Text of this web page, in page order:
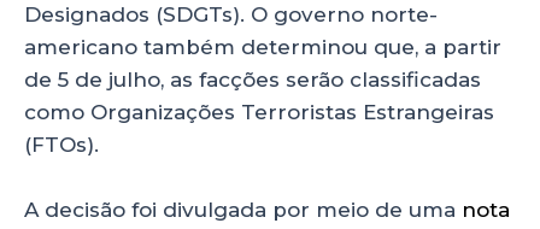
Designados (SDGTs). O governo norte-
americano também determinou que, a partir
de 5 de julho, as facções serão classificadas
como Organizações Terroristas Estrangeiras
(FTOs).
A decisão foi divulgada por meio de uma nota